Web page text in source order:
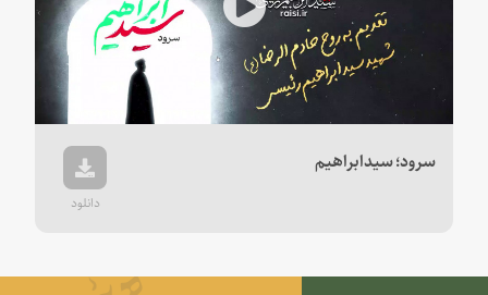
Play
Video
سرود؛ سیدابراهیم
دانلود